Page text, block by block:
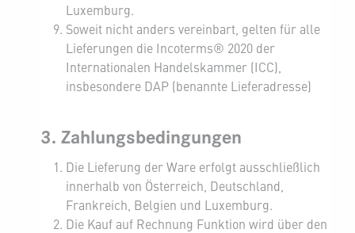
Luxemburg.
Soweit nicht anders vereinbart, gelten für alle
Lieferungen die Incoterms® 2020 der
Internationalen Handelskammer (ICC),
insbesondere DAP (benannte Lieferadresse)
3. Zahlungsbedingungen
Die Lieferung der Ware erfolgt ausschließlich
innerhalb von Österreich, Deutschland,
Frankreich, Belgien und Luxemburg.
Die Kauf auf Rechnung Funktion wird über den